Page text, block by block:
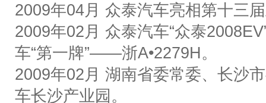
2009年04月 众泰汽车亮相第十三
2009年02月 众泰汽车“众泰
车“第一牌”——浙A•2279H。
2009年02月 湖南省委常委、长沙
车长沙产业园。